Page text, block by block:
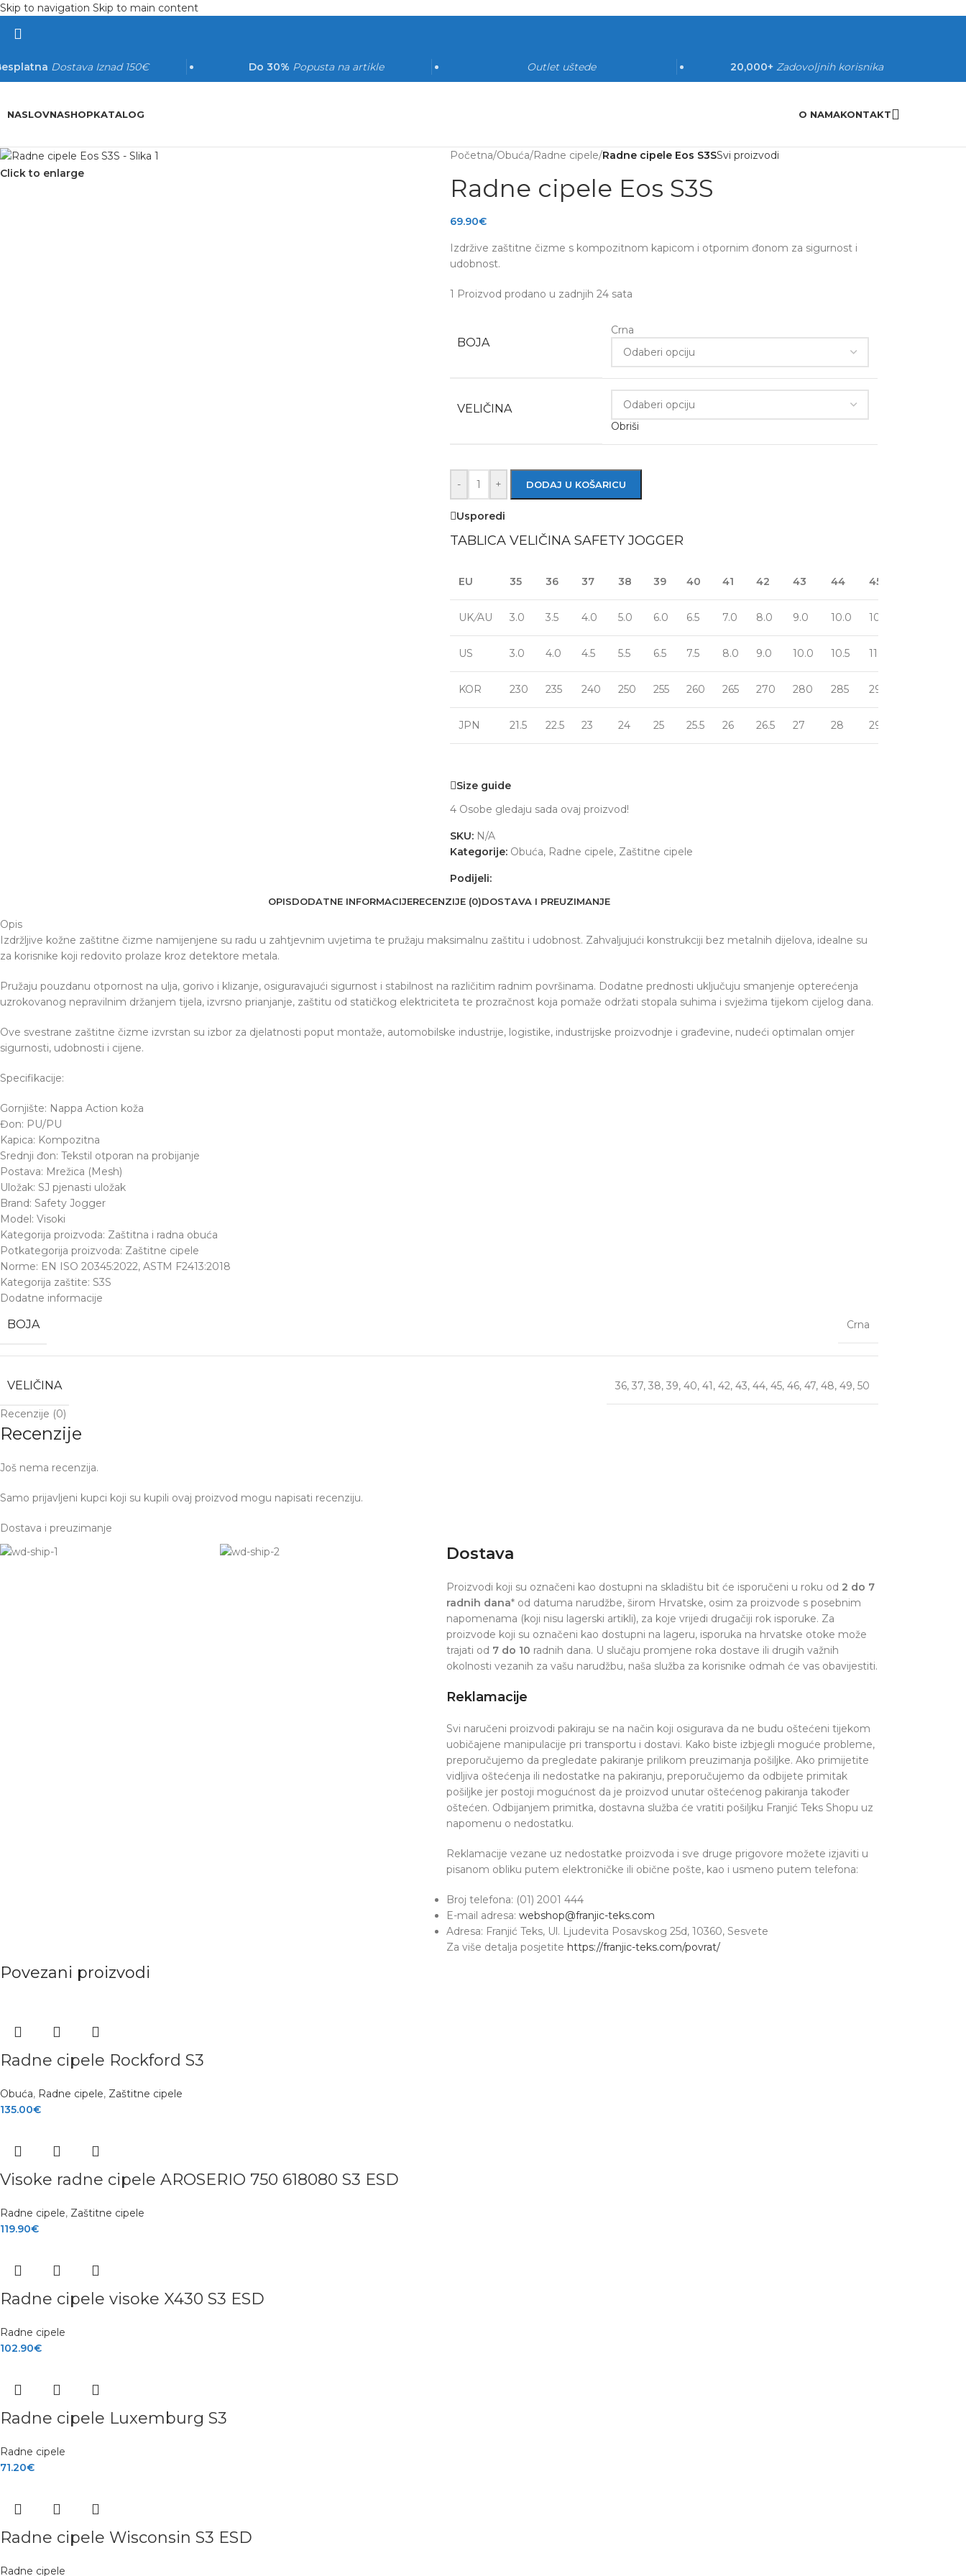
Skip to navigation Skip to main content
Dostava Iznad 150€ Do 30% Popusta na artikle Outlet uštede 20,000+ Zadovoljnih korisnika
NASLOVNASHOPKATALOG O NAMAKONTAKT
Click to enlarge
Početna/Obuća/Radne cipele/Radne cipele Eos S3SSvi proizvodi
Radne cipele Eos S3S
69.90€
Izdržive zaštitne čizme s kompozitnom kapicom i otpornim đonom za sigurnost i
udobnost.
1 Proizvod prodano u zadnjih 24 sata
BOJA
Crna
VELIČINA
Obriši
- + DODAJ U KOŠARICU
Usporedi
TABLICA VELIČINA SAFETY JOGGER
EU 35 36 37 38 39 40 41 42 43 44 45
UK/AU 3.0 3.5 4.0 5.0 6.0 6.5 7.0 8.0 9.0 10.0 10.5
US 3.0 4.0 4.5 5.5 6.5 7.5 8.0 9.0 10.0 10.5 11.5
KOR 230 235 240 250 255 260 265 270 280 285 295
JPN 21.5 22.5 23 24 25 25.5 26 26.5 27 28 29
Size guide
4 Osobe gledaju sada ovaj proizvod!
SKU: N/A
Kategorije: Obuća, Radne cipele, Zaštitne cipele
Podijeli:
OPISDODATNE INFORMACIJERECENZIJE (0)DOSTAVA I PREUZIMANJE
Opis
Izdržljive kožne zaštitne čizme namijenjene su radu u zahtjevnim uvjetima te pružaju maksimalnu zaštitu i udobnost. Zahvaljujući konstrukciji bez metalnih dijelova, idealne su
za korisnike koji redovito prolaze kroz detektore metala.
Pružaju pouzdanu otpornost na ulja, gorivo i klizanje, osiguravajući sigurnost i stabilnost na različitim radnim površinama. Dodatne prednosti uključuju smanjenje opterećenja
uzrokovanog nepravilnim držanjem tijela, izvrsno prianjanje, zaštitu od statičkog elektriciteta te prozračnost koja pomaže održati stopala suhima i svježima tijekom cijelog dana.
Ove svestrane zaštitne čizme izvrstan su izbor za djelatnosti poput montaže, automobilske industrije, logistike, industrijske proizvodnje i građevine, nudeći optimalan omjer
sigurnosti, udobnosti i cijene.
Specifikacije:
Gornjište: Nappa Action koža
Đon: PU/PU
Kapica: Kompozitna
Srednji đon: Tekstil otporan na probijanje
Postava: Mrežica (Mesh)
Uložak: SJ pjenasti uložak
Brand: Safety Jogger
Model: Visoki
Kategorija proizvoda: Zaštitna i radna obuća
Potkategorija proizvoda: Zaštitne cipele
Norme: EN ISO 20345:2022, ASTM F2413:2018
Kategorija zaštite: S3S
Dodatne informacije
BOJA Crna
VELIČINA 36, 37, 38, 39, 40, 41, 42, 43, 44, 45, 46, 47, 48, 49, 50
Recenzije (0)
Recenzije
Još nema recenzija.
Samo prijavljeni kupci koji su kupili ovaj proizvod mogu napisati recenziju.
Dostava i preuzimanje
Dostava
Proizvodi koji su označeni kao dostupni na skladištu bit će isporučeni u roku od 2 do 7
radnih dana* od datuma narudžbe, širom Hrvatske, osim za proizvode s posebnim
napomenama (koji nisu lagerski artikli), za koje vrijedi drugačiji rok isporuke. Za
proizvode koji su označeni kao dostupni na lageru, isporuka na hrvatske otoke može
trajati od 7 do 10 radnih dana. U slučaju promjene roka dostave ili drugih važnih
okolnosti vezanih za vašu narudžbu, naša služba za korisnike odmah će vas obavijestiti.
Reklamacije
Svi naručeni proizvodi pakiraju se na način koji osigurava da ne budu oštećeni tijekom
uobičajene manipulacije pri transportu i dostavi. Kako biste izbjegli moguće probleme,
preporučujemo da pregledate pakiranje prilikom preuzimanja pošiljke. Ako primijetite
vidljiva oštećenja ili nedostatke na pakiranju, preporučujemo da odbijete primitak
pošiljke jer postoji mogućnost da je proizvod unutar oštećenog pakiranja također
oštećen. Odbijanjem primitka, dostavna služba će vratiti pošiljku Franjić Teks Shopu uz
napomenu o nedostatku.
Reklamacije vezane uz nedostatke proizvoda i sve druge prigovore možete izjaviti u
pisanom obliku putem elektroničke ili obične pošte, kao i usmeno putem telefona:
Broj telefona: (01) 2001 444
E-mail adresa: webshop@franjic-teks.com
Adresa: Franjić Teks, Ul. Ljudevita Posavskog 25d, 10360, Sesvete
Za više detalja posjetite https://franjic-teks.com/povrat/
Povezani proizvodi
Radne cipele Rockford S3
Obuća, Radne cipele, Zaštitne cipele
135.00€
Visoke radne cipele AROSERIO 750 618080 S3 ESD
Radne cipele, Zaštitne cipele
119.90€
Radne cipele visoke X430 S3 ESD
Radne cipele
102.90€
Radne cipele Luxemburg S3
Radne cipele
71.20€
Radne cipele Wisconsin S3 ESD
Radne cipele